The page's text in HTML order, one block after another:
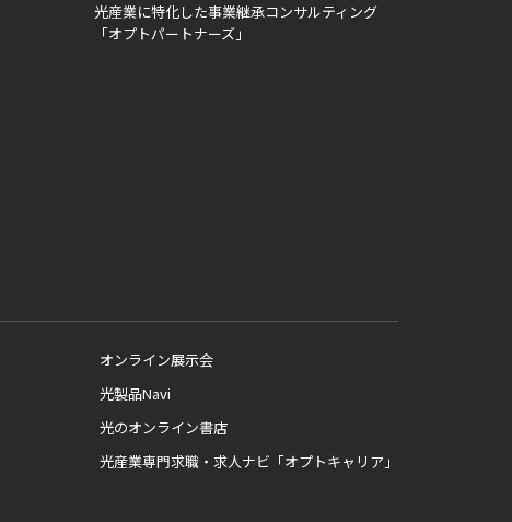
光産業に特化した事業継承コンサルティング
「オプトパートナーズ」
オンライン展示会
光製品Navi
光のオンライン書店
光産業専門求職・求人ナビ「オプトキャリア」